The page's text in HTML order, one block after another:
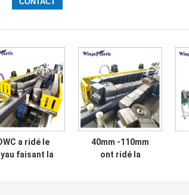
a ridé le
faisant la
40mm -110mm
ont ridé la